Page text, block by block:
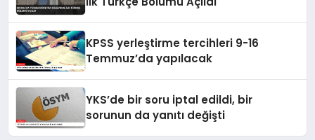
KPSS yerleştirme tercihleri 9-16
Temmuz’da yapılacak
YKS’de bir soru iptal edildi, bir
sorunun da yanıtı değişti